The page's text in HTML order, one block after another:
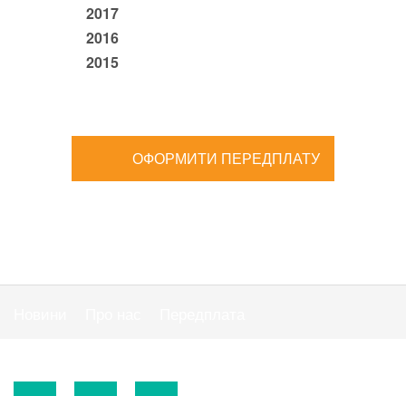
2017
2016
2015
ОФОРМИТИ ПЕРЕДПЛАТУ